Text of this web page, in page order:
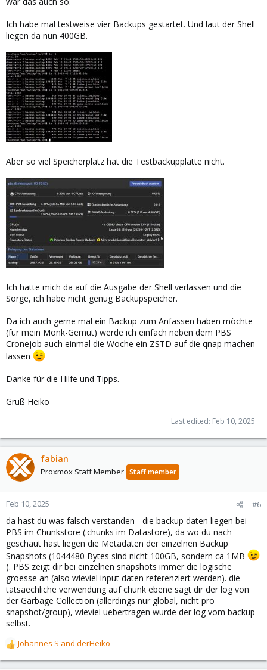
Ich habe mal testweise vier Backups gestartet. Und laut der Shell
liegen da nun 400GB.
Aber so viel Speicherplatz hat die Testbackupplatte nicht.
Ich hatte mich da auf die Ausgabe der Shell verlassen und die
Sorge, ich habe nicht genug Backupspeicher.
Da ich auch gerne mal ein Backup zum Anfassen haben möchte
(für mein Monk-Gemüt) werde ich einfach neben dem PBS
Cronejob auch einmal die Woche ein ZSTD auf die qnap machen
lassen
Danke für die Hilfe und Tipps.
Gruß Heiko
Last edited: Feb 10, 2025
fabian
Proxmox Staff Member Staff member
Feb 10, 2025 #6
da hast du was falsch verstanden - die backup daten liegen bei
PBS im Chunkstore (.chunks im Datastore), da wo du nach
geschaut hast liegen die Metadaten der einzelnen Backup
Snapshots (1044480 Bytes sind nicht 100GB, sondern ca 1MB
). PBS zeigt dir bei einzelnen snapshots immer die logische
groesse an (also wieviel input daten referenziert werden). die
tatsaechliche verwendung auf chunk ebene sagt dir der log von
der Garbage Collection (allerdings nur global, nicht pro
snapshot/group), wieviel uebertragen wurde der log vom backup
selbst.
R
e
Johannes S and derHeiko